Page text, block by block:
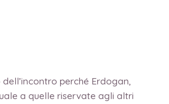
perché Erdogan,
a quelle riservate agli altri